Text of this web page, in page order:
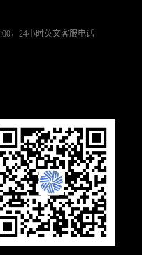
，24小时英文客服电话